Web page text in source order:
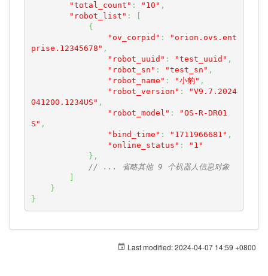
"total_count" : "10" ,
"robot_list" :
{
"ov_corpid" :
"orion.ovs.ent
prise.12345678" ,
"robot_uuid" : "test_uuid" ,
"robot_sn" : "test_sn" ,
"robot_name" : "小豹" ,
"robot_version" :
"V9.7.2024
041200.1234US" ,
"robot_model" :
"OS-R-DR01
S" ,
"bind_time" : "1711966681" ,
"online_status" :
"1"
} ,
// ... 省略其他 9 个机器人信息对象
}
}
Last modified:2024-04-07 14:59 +0800